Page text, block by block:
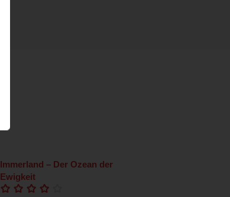
Immerland – Der Ozean der
Ewigkeit